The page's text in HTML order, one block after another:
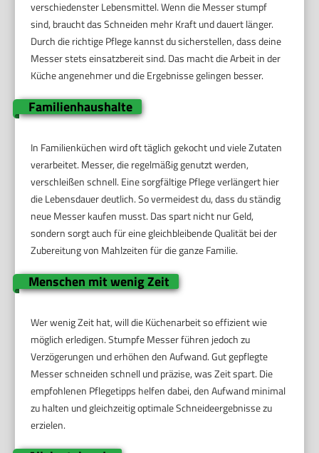
verschiedenster Lebensmittel. Wenn die Messer stumpf
sind, braucht das Schneiden mehr Kraft und dauert länger.
Durch die richtige Pflege kannst du sicherstellen, dass deine
Messer stets einsatzbereit sind. Das macht die Arbeit in der
Küche angenehmer und die Ergebnisse gelingen besser.
Familienhaushalte
In Familienküchen wird oft täglich gekocht und viele Zutaten
verarbeitet. Messer, die regelmäßig genutzt werden,
verschleißen schnell. Eine sorgfältige Pflege verlängert hier
die Lebensdauer deutlich. So vermeidest du, dass du ständig
neue Messer kaufen musst. Das spart nicht nur Geld,
sondern sorgt auch für eine gleichbleibende Qualität bei der
Zubereitung von Mahlzeiten für die ganze Familie.
Menschen mit wenig Zeit
Wer wenig Zeit hat, will die Küchenarbeit so effizient wie
möglich erledigen. Stumpfe Messer führen jedoch zu
Verzögerungen und erhöhen den Aufwand. Gut gepflegte
Messer schneiden schnell und präzise, was Zeit spart. Die
empfohlenen Pflegetipps helfen dabei, den Aufwand minimal
zu halten und gleichzeitig optimale Schneideergebnisse zu
erzielen.